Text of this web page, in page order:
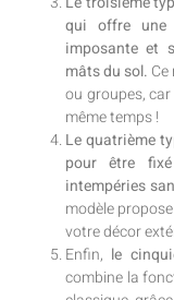
qui offre une
imposante et
mâts du sol.
ou groupes,
même temps !
Le quatrième
pour être
intempéries
modèle
votre décor
Enfin, le
combine la